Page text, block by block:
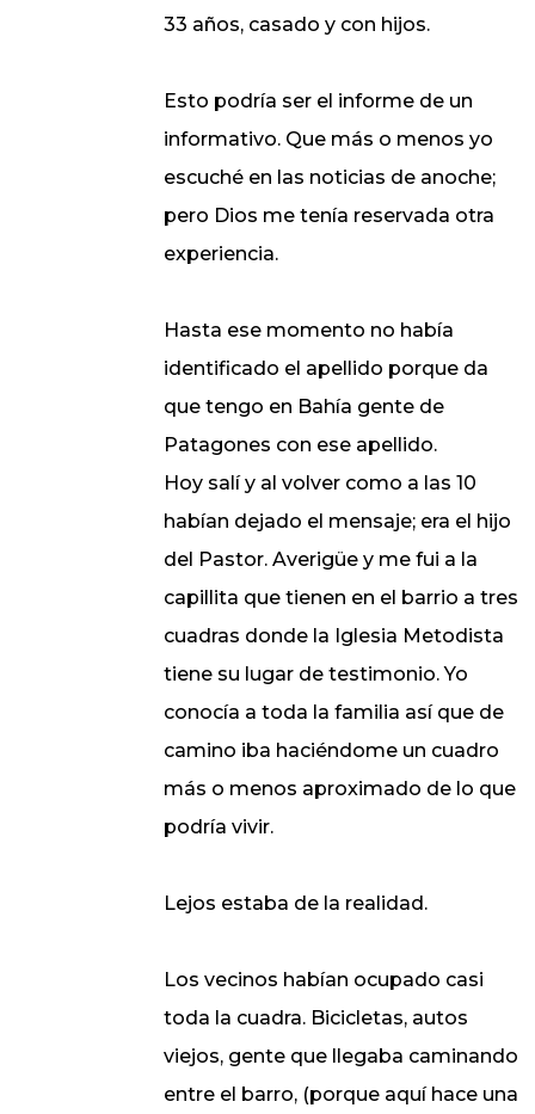
33 años, casado y con hijos.
Esto podría ser el informe de un
informativo. Que más o menos yo
escuché en las noticias de anoche;
pero Dios me tenía reservada otra
experiencia.
Hasta ese momento no había
identificado el apellido porque da
que tengo en Bahía gente de
Patagones con ese apellido.
Hoy salí y al volver como a las 10
habían dejado el mensaje; era el hijo
del Pastor. Averigüe y me fui a la
capillita que tienen en el barrio a tres
cuadras donde la Iglesia Metodista
tiene su lugar de testimonio. Yo
conocía a toda la familia así que de
camino iba haciéndome un cuadro
más o menos aproximado de lo que
podría vivir.
Lejos estaba de la realidad.
Los vecinos habían ocupado casi
toda la cuadra. Bicicletas, autos
viejos, gente que llegaba caminando
entre el barro, (porque aquí hace una